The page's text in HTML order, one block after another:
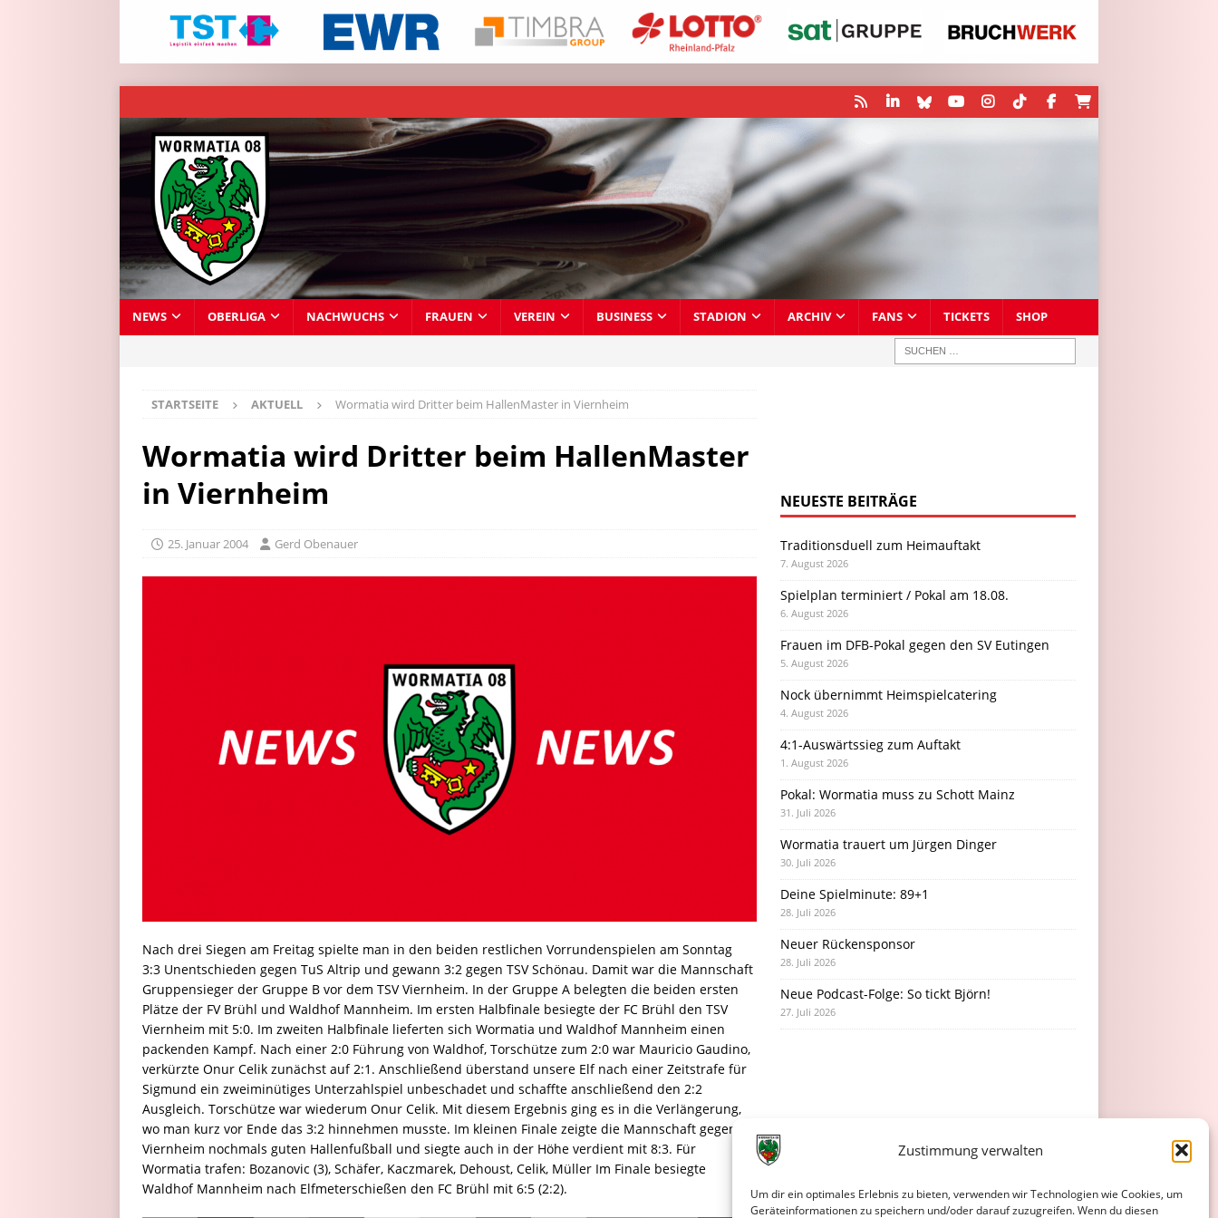
Zustimmung verwalten
Um dir ein optimales Erlebnis zu bieten, verwenden wir Technologien wie Cookies, um
Geräteinformationen zu speichern und/oder darauf zuzugreifen. Wenn du diesen
NEWS OBERLIGA NACHWUCHS FRAUEN VEREIN BUSINESS STADION ARCHIV FANS TICKETS SHOP
STARTSEITE AKTUELL Wormatia wird Dritter beim HallenMaster in Viernheim
Wormatia wird Dritter beim HallenMaster
in Viernheim
25. Januar 2004 Gerd Obenauer
Nach drei Siegen am Freitag spielte man in den beiden restlichen Vorrundenspielen am Sonntag
3:3 Unentschieden gegen TuS Altrip und gewann 3:2 gegen TSV Schönau. Damit war die Mannschaft
Gruppensieger der Gruppe B vor dem TSV Viernheim. In der Gruppe A belegten die beiden ersten
Plätze der FV Brühl und Waldhof Mannheim. Im ersten Halbfinale besiegte der FC Brühl den TSV
Viernheim mit 5:0. Im zweiten Halbfinale lieferten sich Wormatia und Waldhof Mannheim einen
packenden Kampf. Nach einer 2:0 Führung von Waldhof, Torschütze zum 2:0 war Mauricio Gaudino,
verkürzte Onur Celik zunächst auf 2:1. Anschließend überstand unsere Elf nach einer Zeitstrafe für
Sigmund ein zweiminütiges Unterzahlspiel unbeschadet und schaffte anschließend den 2:2
Ausgleich. Torschütze war wiederum Onur Celik. Mit diesem Ergebnis ging es in die Verlängerung,
wo man kurz vor Ende das 3:2 hinnehmen musste. Im kleinen Finale zeigte die Mannschaft gegen
Viernheim nochmals guten Hallenfußball und siegte auch in der Höhe verdient mit 8:3. Für
Wormatia trafen: Bozanovic (3), Schäfer, Kaczmarek, Dehoust, Celik, Müller Im Finale besiegte
Waldhof Mannheim nach Elfmeterschießen den FC Brühl mit 6:5 (2:2).
NEUESTE BEITRÄGE
Traditionsduell zum Heimauftakt
7. August 2026
Spielplan terminiert / Pokal am 18.08.
6. August 2026
Frauen im DFB-Pokal gegen den SV Eutingen
5. August 2026
Nock übernimmt Heimspielcatering
4. August 2026
4:1-Auswärtssieg zum Auftakt
1. August 2026
Pokal: Wormatia muss zu Schott Mainz
31. Juli 2026
Wormatia trauert um Jürgen Dinger
30. Juli 2026
Deine Spielminute: 89+1
28. Juli 2026
Neuer Rückensponsor
28. Juli 2026
Neue Podcast-Folge: So tickt Björn!
27. Juli 2026